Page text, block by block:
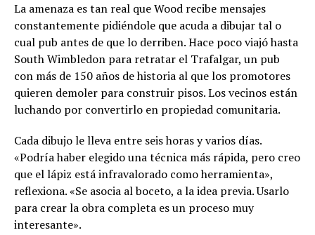
La amenaza es tan real que Wood recibe mensajes
constantemente pidiéndole que acuda a dibujar tal o
cual pub antes de que lo derriben. Hace poco viajó hasta
South Wimbledon para retratar el Trafalgar, un pub
con más de 150 años de historia al que los promotores
quieren demoler para construir pisos. Los vecinos están
luchando por convertirlo en propiedad comunitaria.
Cada dibujo le lleva entre seis horas y varios días.
«Podría haber elegido una técnica más rápida, pero creo
que el lápiz está infravalorado como herramienta»,
reflexiona. «Se asocia al boceto, a la idea previa. Usarlo
para crear la obra completa es un proceso muy
interesante».